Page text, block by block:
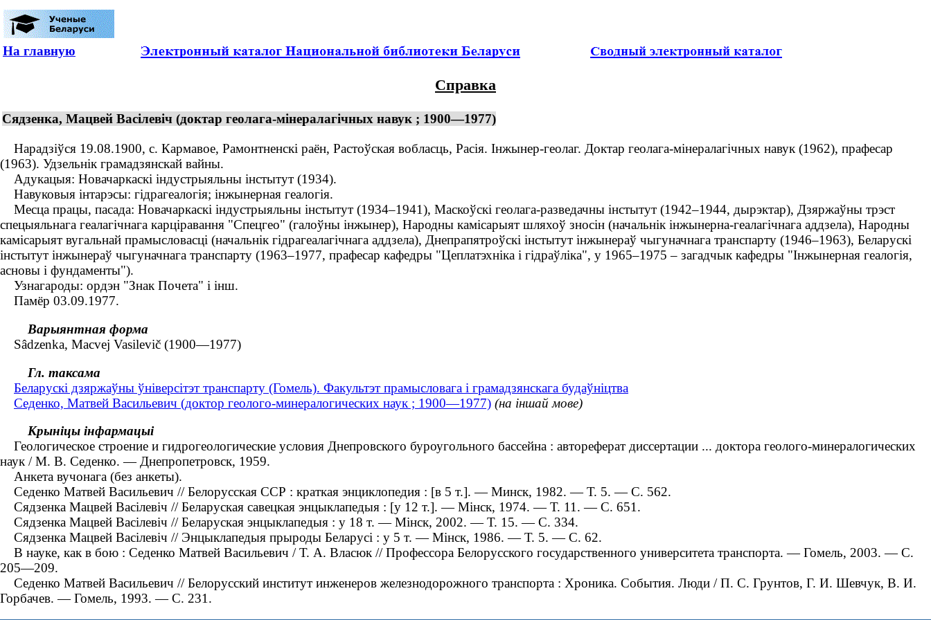
На главную
Справка
Сядзенка, Мацвей Васілевіч (доктар геолага-мінералагічных навук ; 1900—1977)
Нарадзіўся 19.08.1900, с. Кармавое, Рамонтненскі раён, Растоўская вобласць, Расія. Інжынер-геолаг. Доктар геолага-мінералагічных навук (1962), прафесар
(1963). Удзельнік грамадзянскай вайны.
Адукацыя: Новачаркаскі індустрыяльны інстытут (1934).
Навуковыя інтарэсы: гідрагеалогія; інжынерная геалогія.
Месца працы, пасада: Новачаркаскі індустрыяльны інстытут (1934–1941), Маскоўскі геолага-разведачны інстытут (1942–1944, дырэктар), Дзяржаўны трэст
спецыяльнага геалагічнага карціравання "Спецгео" (галоўны інжынер), Народны камісарыят шляхоў зносін (начальнік інжынерна-геалагічнага аддзела), Народны
камісарыят вугальнай прамысловасці (начальнік гідрагеалагічнага аддзела), Днепрапятроўскі інстытут інжынераў чыгуначнага транспарту (1946–1963), Беларускі
інстытут інжынераў чыгуначнага транспарту (1963–1977, прафесар кафедры "Цеплатэхніка і гідраўліка", у 1965–1975 – загадчык кафедры "Інжынерная геалогія,
асновы і фундаменты").
Узнагароды: ордэн "Знак Почета" і інш.
Памёр 03.09.1977.
Варыянтная форма
Sâdzenka, Macvej Vasilevič (1900—1977)
Гл. таксама
Беларускі дзяржаўны ўніверсітэт транспарту (Гомель). Факультэт прамысловага і грамадзянскага будаўніцтва
Седенко, Матвей Васильевич (доктор геолого-минералогических наук ; 1900—1977) (на іншай мове)
Крыніцы інфармацыі
Геологическое строение и гидрогеологические условия Днепровского буроугольного бассейна : автореферат диссертации ... доктора геолого-минералогических
наук / М. В. Седенко. — Днепропетровск, 1959.
Анкета вучонага (без анкеты).
Седенко Матвей Васильевич // Белорусская ССР : краткая энциклопедия : [в 5 т.]. — Минск, 1982. — Т. 5. — С. 562.
Сядзенка Мацвей Васілевіч // Беларуская савецкая энцыклапедыя : [у 12 т.]. — Мінск, 1974. — Т. 11. — С. 651.
Сядзенка Мацвей Васілевіч // Беларуская энцыклапедыя : у 18 т. — Мінск, 2002. — Т. 15. — С. 334.
Сядзенка Мацвей Васілевіч // Энцыклапедыя прыроды Беларусі : у 5 т. — Мінск, 1986. — Т. 5. — С. 62.
В науке, как в бою : Седенко Матвей Васильевич / Т. А. Власюк // Профессора Белорусского государственного университета транспорта. — Гомель, 2003. — С.
205—209.
Седенко Матвей Васильевич // Белорусский институт инженеров железнодорожного транспорта : Хроника. События. Люди / П. С. Грунтов, Г. И. Шевчук, В. И.
Горбачев. — Гомель, 1993. — С. 231.